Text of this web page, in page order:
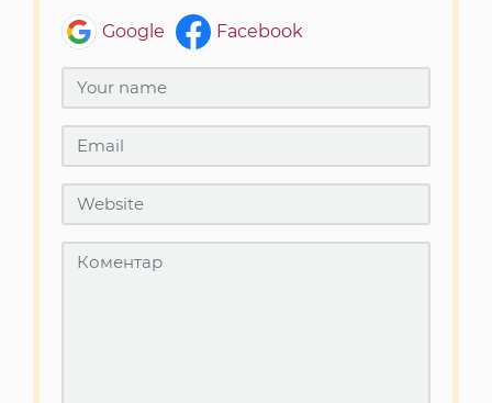
Google Facebook